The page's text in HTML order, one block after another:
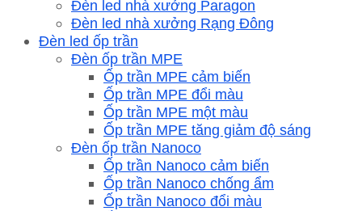
Đèn led nhà xưởng Paragon
Đèn led nhà xưởng Rạng Đông
Đèn led ốp trần
Đèn ốp trần MPE
Ốp trần MPE cảm biến
Ốp trần MPE đổi màu
Ốp trần MPE một màu
Ốp trần MPE tăng giảm độ sáng
Đèn ốp trần Nanoco
Ốp trần Nanoco cảm biến
Ốp trần Nanoco chống ẩm
Ốp trần Nanoco đổi màu